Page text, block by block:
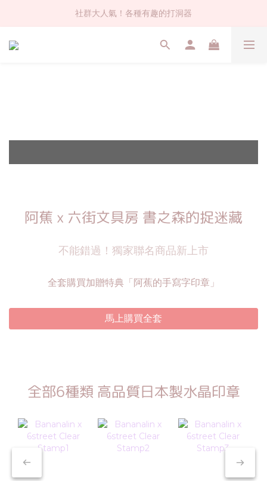
社群大人氣！各種有趣的打洞器
社群大人氣！各種有趣的打洞器
超值$59人氣日本製貼紙！還不買爆
活動結束 活動結束 活動結束
阿蕉 x 六街文具房 書之森的捉迷藏
不能錯過！獨家聯名商品新上市
全套購買加贈特典「阿蕉的手寫字印章」
馬上購買全套
全部6種類 高品質日本製水晶印章